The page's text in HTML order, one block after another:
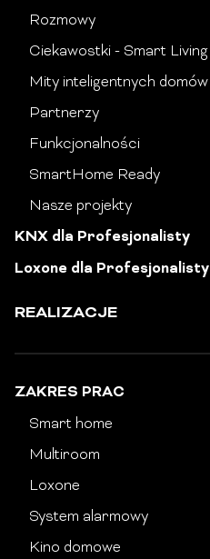
Rozmowy
Ciekawostki - Smart Living
Mity inteligentnych domów
Partnerzy
Funkcjonalności
SmartHome Ready
Nasze projekty
KNX dla Profesjonalisty
Loxone dla Profesjonalisty
REALIZACJE
ZAKRES PRAC
Smart home
Multiroom
Loxone
System alarmowy
Kino domowe